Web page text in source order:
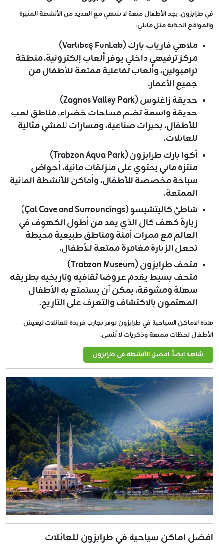
في طرابزون، يجد الأطفال متعة لا تنتهي مع العديد من الأنشطة المثيرة
والمواقع الجذابة مثل مايلي:
ملاهي فارياب بارك (Varlıbaş FunLab)
مركز ترفيهي داخلي يوفر ألعاب إلكترونية، منطقة
ترامبولين، وألعاب تفاعلية ممتعة للأطفال من
جميع الأعمار.
حديقة زاغنوس (Zagnos Valley Park)
حديقة واسعة تضم مساحات خضراء، مناطق لعب
للأطفال، بحيرات صناعية، ومسارات للمشي مثالية
للعائلات.
أكوا بارك طرابزون (Trabzon Aqua Park)
منتزه مائي يحتوي على منزلقات مائية، أحواض
سباحة مخصصة للأطفال، وأماكن للأنشطة المائية
الممتعة.
شاطئ كاليتشيسو (Çal Cave and Surroundings)
زيارة كهف كال الذي يعد من أطول الكهوف في
العالم مع ممرات آمنة ومناطق طبيعية محيطة
تجعل الزيارة مغامرة ممتعة للأطفال.
متحف طرابزون (Trabzon Museum)
متحف بسيط يقدم عروضاً ثقافية وتاريخية بطريقة
سهلة ومشوقة، يمكن أن يستمتع به الأطفال
المهتمون بالاكتشاف والتعرف على التاريخ.
هذه الاماكن السياحية في طرابزون توفر تجارب فريدة للعائلات ليعيش
الأطفال لحظات ممتعة وذكريات لا تُنسى.
شاهد ايضاً: افضل الأنشطة في طرابزون
افضل اماكن سياحية في طرابزون للعائلات